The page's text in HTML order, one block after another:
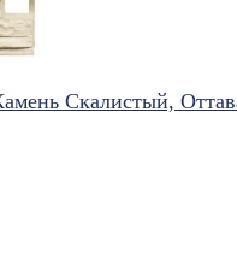
Скалистый,